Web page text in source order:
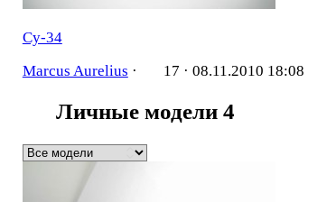
Су-34
Marcus Aurelius · 17 · 08.11.2010 18:08
Личные модели4